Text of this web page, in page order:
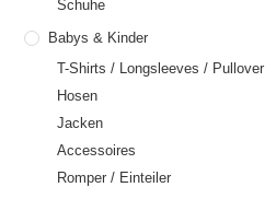
Schuhe
Babys & Kinder
T-Shirts / Longsleeves / Pullover
Hosen
Jacken
Accessoires
Romper / Einteiler